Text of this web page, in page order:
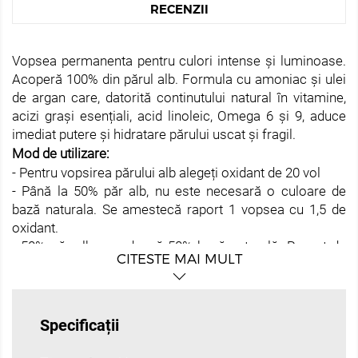
RECENZII
Vopsea permanenta pentru culori intense și luminoase.
Acoperă 100% din părul alb. Formula cu amoniac și ulei
de argan care, datorită continutului natural în vitamine,
acizi grași esențiali, acid linoleic, Omega 6 și 9, aduce
imediat putere și hidratare părului uscat și fragil.
Mod de utilizare:
- Pentru vopsirea părului alb alegeți oxidant de 20 vol
- Până la 50% păr alb, nu este necesară o culoare de
bază naturala. Se amestecă raport 1 vopsea cu 1,5 de
oxidant.
- 50% păr alb, se adaugă 50% bază naturală. Raport de
amestec 1 la 1 vopsea si oxidant. Pentru o acoperire mai
profundă a părului alb de 50%, puteți adăuga 1/2 din
- De la + 70% păr alb, este necesară adăugarea bazei
naturale minim 70%. Se amestecă in raport 1 la 1 oxidant
CITESTE MAI MULT
Specificații